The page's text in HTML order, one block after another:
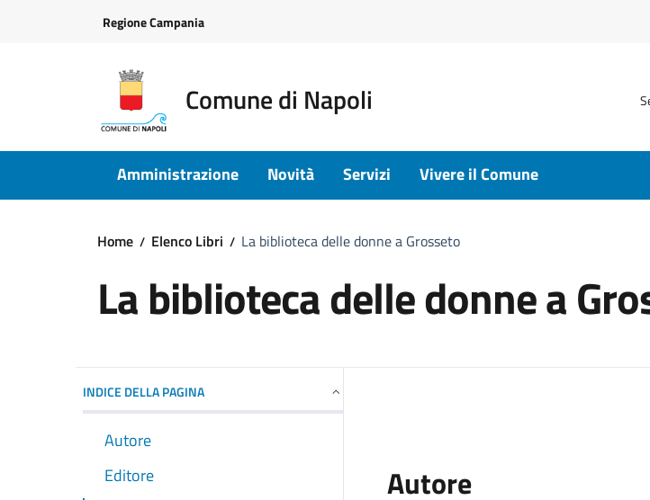
Regione Campania
Comune di Napoli
Amministrazione Novità Servizi Vivere il Comune
Home Elenco Libri La biblioteca delle donne a Grosseto
La biblioteca delle donne a
INDICE DELLA PAGINA
Autore
Editore
Autore